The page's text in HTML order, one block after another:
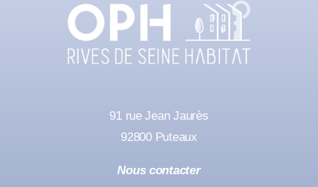
91 rue Jean Jaurès
92800 Puteaux
Nous contacter